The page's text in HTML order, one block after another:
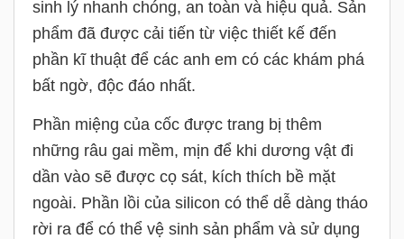
sinh lý nhanh chóng, an toàn và hiệu quả. Sản
phẩm đã được cải tiến từ việc thiết kế đến
phần kĩ thuật để các anh em có các khám phá
bất ngờ, độc đáo nhất.
Phần miệng của cốc được trang bị thêm
những râu gai mềm, mịn để khi dương vật đi
dần vào sẽ được cọ sát, kích thích bề mặt
ngoài. Phần lồi của silicon có thể dễ dàng tháo
rời ra để có thể vệ sinh sản phẩm và sử dụng